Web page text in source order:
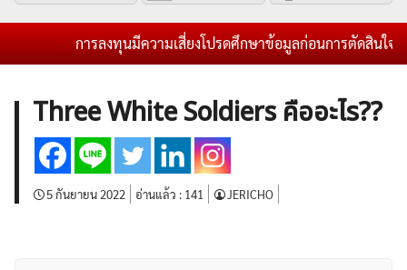
VPS Register
ค้นหา
สำหรับ:
การลงทุนมีความเสี่ยงโปรดศึกษาข้อมูลก่อนการตัดสินใจลง
Three White Soldiers คืออะไร??
5 กันยายน 2022 อ่านแล้ว : 141 JERICHO